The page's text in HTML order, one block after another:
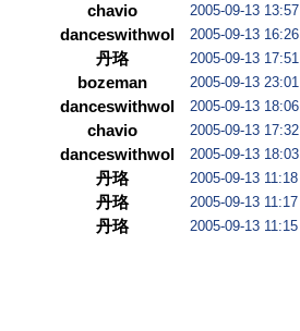
chavio 2005-09-13 13:57
danceswithwolves2005-09-13 16:26
丹珞 2005-09-13 17:51
bozeman 2005-09-13 23:01
danceswithwolves2005-09-13 18:06
chavio 2005-09-13 17:32
danceswithwolves2005-09-13 18:03
丹珞 2005-09-13 11:18
丹珞 2005-09-13 11:17
丹珞 2005-09-13 11:15